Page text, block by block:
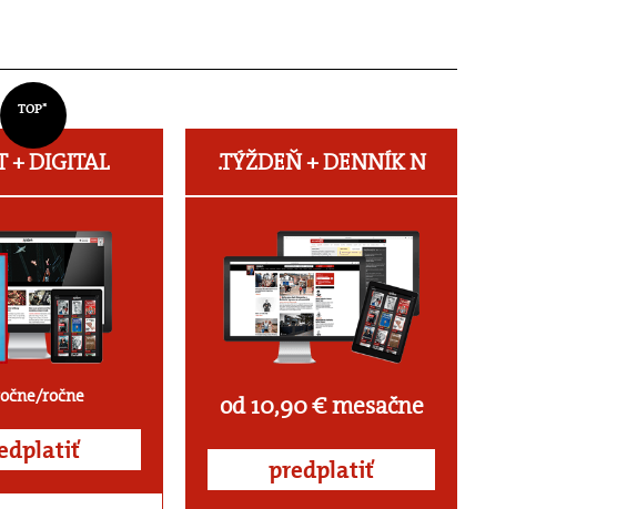
TOP*
+ DIGITAL
ročne
.TÝŽDEŇ +DENNÍK N
od 10,90 € mesačne
predplatiť